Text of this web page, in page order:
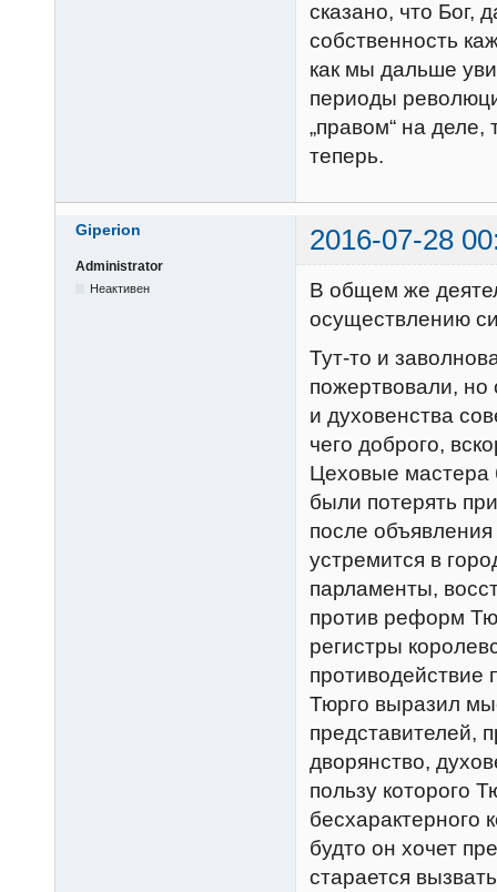
сказано, что Бог,
собственность
как мы дальше
периоды
„правом“ на
теперь.
Giperion 2016-07-28
Administrator
Неактивен
В общем же
осуществлению
Тут-то и
пожертвовали,
и духовенства
чего доброго,
Цеховые
были потерять
после
устремится в
парламенты,
против реформ
регистры
противодействие
Тюрго выразил
представителей,
дворянство,
пользу которого
бесхарактерного
будто он хочет
старается